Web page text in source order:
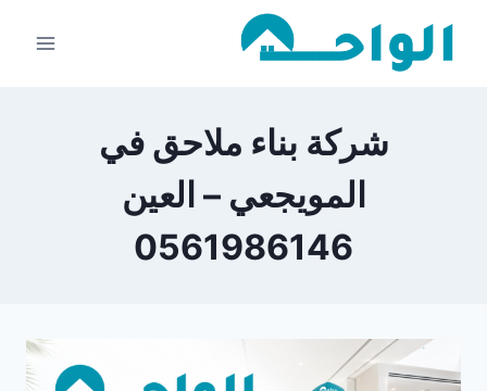
شركة بناء ملاحق في
المويجعي – العين
0561986146